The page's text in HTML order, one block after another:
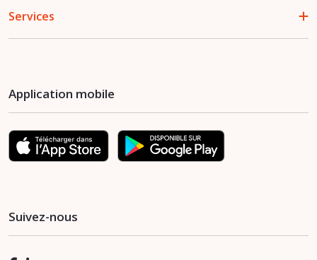
Services
Application mobile
Suivez-nous